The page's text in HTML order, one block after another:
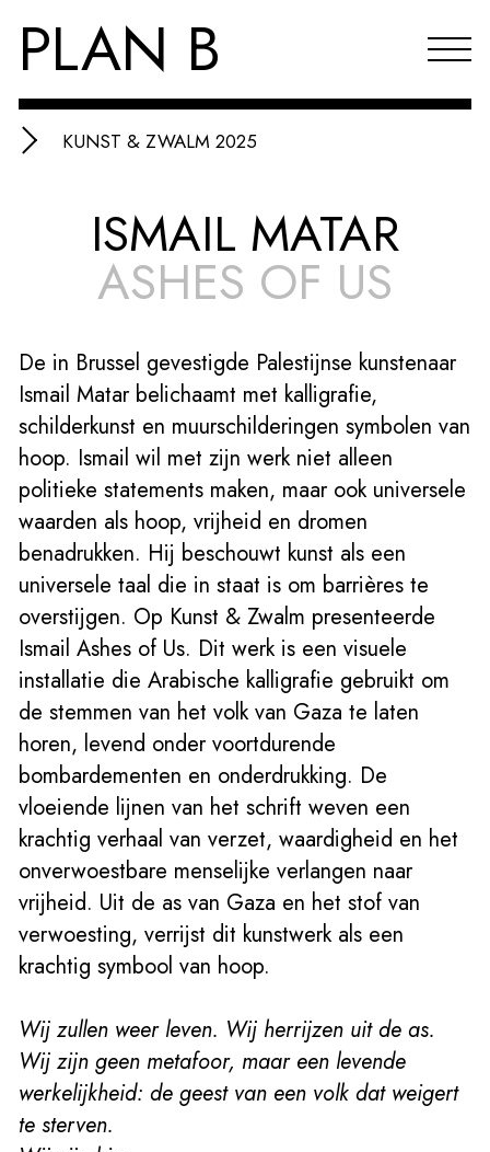
PLAN B
Agenda
Reflecties & publicaties
Index
EN
KUNST & ZWALM 2025
ISMAIL MATAR
ASHES OF US
De in Brussel gevestigde Palestijnse kunstenaar
Ismail Matar belichaamt met kalligrafie,
schilderkunst en muurschilderingen symbolen van
hoop. Ismail wil met zijn werk niet alleen
politieke statements maken, maar ook universele
waarden als hoop, vrijheid en dromen
benadrukken. Hij beschouwt kunst als een
universele taal die in staat is om barrières te
overstijgen. Op Kunst & Zwalm presenteerde
Ismail Ashes of Us. Dit werk is een visuele
installatie die Arabische kalligrafie gebruikt om
de stemmen van het volk van Gaza te laten
horen, levend onder voortdurende
bombardementen en onderdrukking. De
vloeiende lijnen van het schrift weven een
krachtig verhaal van verzet, waardigheid en het
onverwoestbare menselijke verlangen naar
vrijheid. Uit de as van Gaza en het stof van
verwoesting, verrijst dit kunstwerk als een
krachtig symbool van hoop.
Wij zullen weer leven. Wij herrijzen uit de as.
Wij zijn geen metafoor, maar een levende
werkelijkheid: de geest van een volk dat weigert
te sterven.